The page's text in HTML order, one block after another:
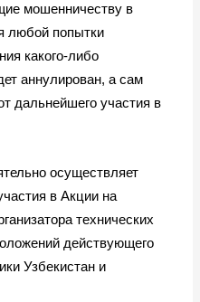
мошенничеству в
любой попытки
какого-либо
аннулирован, а сам
дальнейшего участия в
осуществляет
в Акции на
технических
действующего
Узбекистан и